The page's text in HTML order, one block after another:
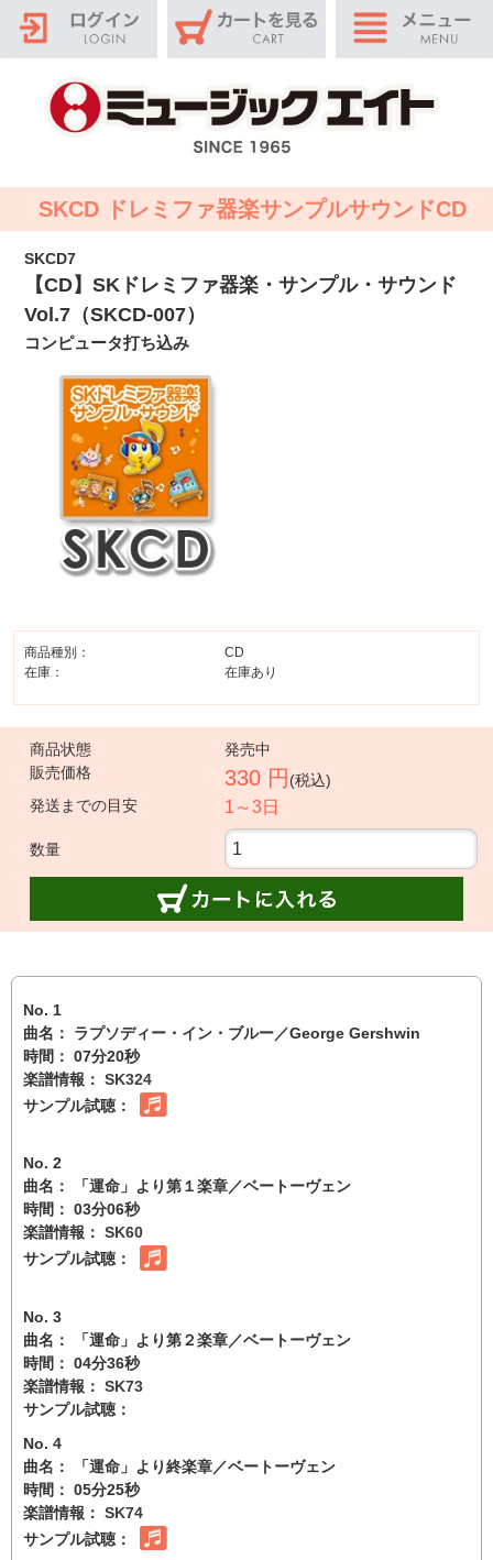
SKCD ドレミファ器楽サンプルサウンドCD
SKCD7
【CD】SKドレミファ器楽・サンプル・サウンド
Vol.7（SKCD-007）
コンピュータ打ち込み
商品種別：
CD
在庫：
在庫あり
商品状態
発売中
販売価格
330 円 (税込)
発送までの目安
1～3日
数量
No. 1
曲名： ラプソディー・イン・ブルー／George Gershwin
時間： 07分20秒
楽譜情報： SK324
サンプル試聴：
No. 2
曲名： 「運命」より第１楽章／ベートーヴェン
時間： 03分06秒
楽譜情報： SK60
サンプル試聴：
No. 3
曲名： 「運命」より第２楽章／ベートーヴェン
時間： 04分36秒
楽譜情報： SK73
サンプル試聴：
No. 4
曲名： 「運命」より終楽章／ベートーヴェン
時間： 05分25秒
楽譜情報： SK74
サンプル試聴：